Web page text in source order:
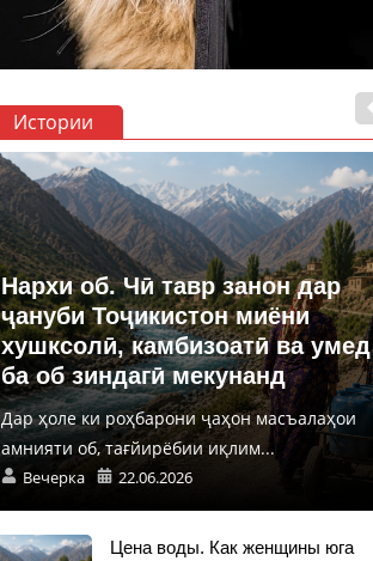
Истории
Нархи об. Чӣ тавр занон дар
ҷануби Тоҷикистон миёни
хушксолӣ, камбизоатӣ ва умед
ба об зиндагӣ мекунанд
Дар ҳоле ки роҳбарони ҷаҳон масъалаҳои
амнияти об, тағйирёбии иқлим...
Вечерка 22.06.2026
Цена воды. Как женщины юга